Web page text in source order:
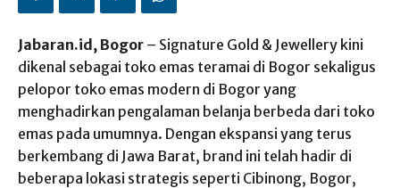
Jabaran.id, Bogor – Signature Gold & Jewellery kini
dikenal sebagai toko emas teramai di Bogor sekaligus
pelopor toko emas modern di Bogor yang
menghadirkan pengalaman belanja berbeda dari toko
emas pada umumnya. Dengan ekspansi yang terus
berkembang di Jawa Barat, brand ini telah hadir di
beberapa lokasi strategis seperti Cibinong, Bogor,